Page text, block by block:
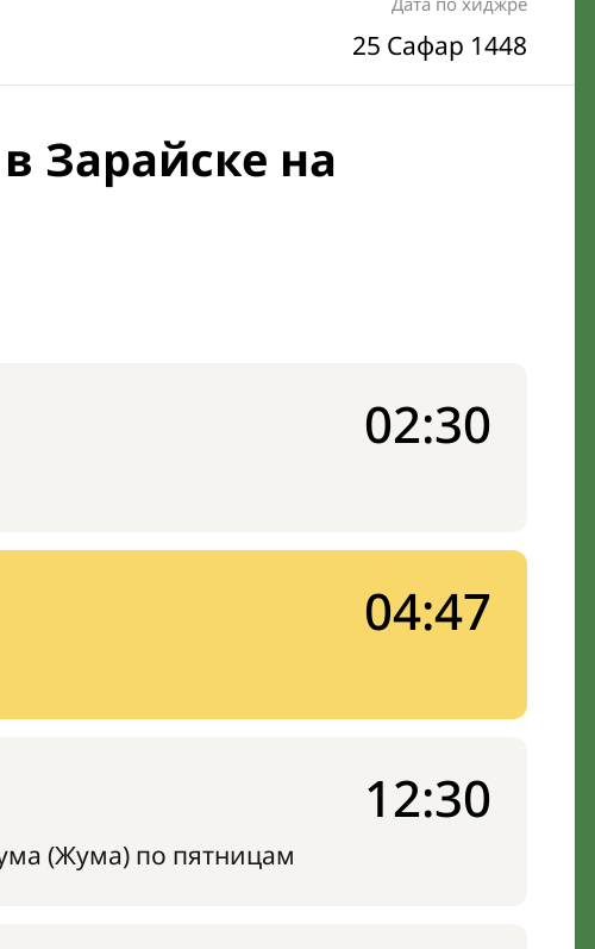
25 Сафар 1448
Зарайске на
02:30
04:47
(Жума) по пятницам
12:30